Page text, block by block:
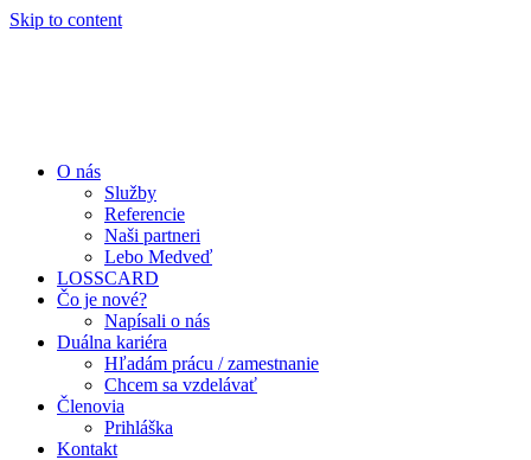
Skip to content
O nás
Služby
Referencie
Naši partneri
Lebo Medveď
LOSSCARD
Čo je nové?
Napísali o nás
Duálna kariéra
Hľadám prácu / zamestnanie
Chcem sa vzdelávať
Členovia
Prihláška
Kontakt